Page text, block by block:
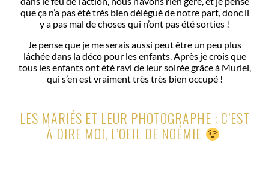
que ça n’a pas été très bien délégué de notre part, donc il
y a pas mal de choses qui n’ont pas été sorties !
Je pense que je me serais aussi peut être un peu plus
lâchée dans la déco pour les enfants. Après je crois que
tous les enfants ont été ravi de leur soirée grâce à Muriel,
qui s’en est vraiment très très bien occupé !
LES MARIÉS ET LEUR PHOTOGRAPHE : C’EST
À DIRE MOI, L’OEIL DE NOÉMIE